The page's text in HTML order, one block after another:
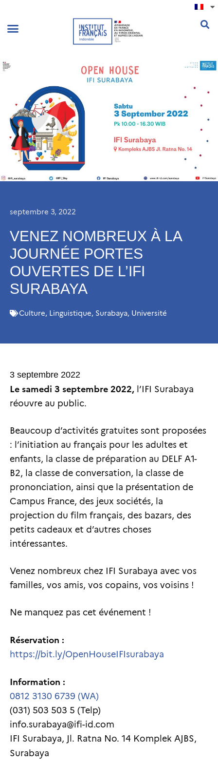
septembre 3, 2022
VENEZ NOMBREUX À LA
JOURNÉE PORTES
OUVERTES DE L’IFI
SURABAYA
Culture, Linguistique, Surabaya, Université
3 septembre 2022
Le samedi 3 septembre 2022, l’IFI Surabaya
réouvre au public.
Beaucoup d’activités gratuites sont proposées
: l’initiation au français pour les adultes et
enfants, la classe de préparation au DELF A1-
B2, la classe de conversation, la classe de
prononciation, ainsi que la présentation de
Campus France, des jeux sociétés, la
projection du film français, des bazars, des
petits cadeaux et d’autres choses
intéressantes.
Venez nombreux chez IFI Surabaya avec vos
familles, vos amis, vos copains, vos voisins !
Ne manquez pas cet événement !
Réservation :
https://bit.ly/OpenHouseIFIsurabaya
Information :
0812 3130 6739 (WA)
(031) 503 503 5 (Telp)
info.surabaya@ifi-id.com
IFI Surabaya, Jl. Ratna No. 14 Komplek AJBS,
Surabaya